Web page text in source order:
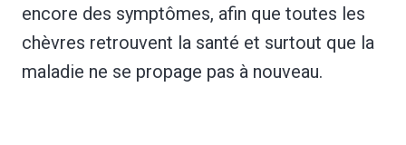
encore des symptômes, afin que toutes les
chèvres retrouvent la santé et surtout que la
maladie ne se propage pas à nouveau.